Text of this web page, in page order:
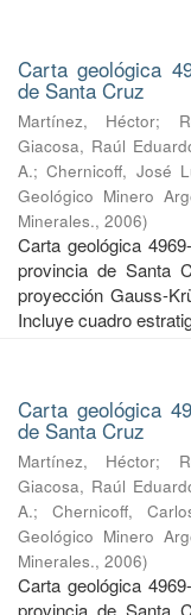
Carta geológica
de Santa Cruz
Martínez, Héctor;
Giacosa, Raúl
A.;Chernicoff, José
Geológico Minero
Minerales., 2006)
Carta geológica
provincia de Santa
proyección Gauss-
Incluye cuadro
Carta geológica
de Santa Cruz
Martínez, Héctor;
Giacosa, Raúl
A.; Chernicoff,
Geológico Minero
Minerales., 2006)
Carta geológica
provincia de Santa